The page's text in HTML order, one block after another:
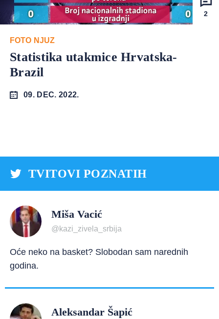
2
FOTO NJUZ
Statistika utakmice Hrvatska-
Brazil
09. DEC. 2022.
TVITOVI POZNATIH
Miša Vacić
@kazi_zivela_srbija
Oće neko na basket? Slobodan sam narednih
godina.
Aleksandar Šapić